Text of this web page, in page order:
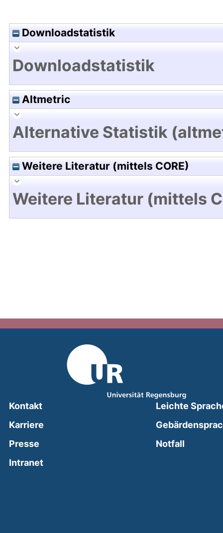
Downloadstatistik
Downloadstatistik
Altmetric
Alternative Statistik
Weitere Literatur (mittels CORE)
Weitere Literatur (mittels
Kontakt
Karriere
Presse
Intranet(external link, opens in a new window)
Leichte
Notfall